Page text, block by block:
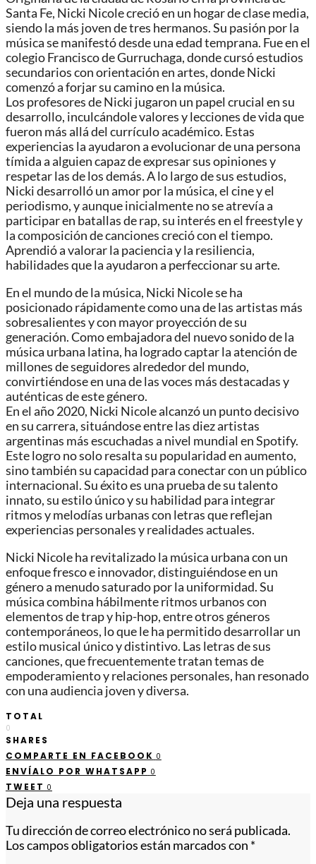
Santa Fe, Nicki Nicole creció en un hogar de clase media,
siendo la más joven de tres hermanos. Su pasión por la
música se manifestó desde una edad temprana. Fue en el
colegio Francisco de Gurruchaga, donde cursó estudios
secundarios con orientación en artes, donde Nicki
comenzó a forjar su camino en la música.
Los profesores de Nicki jugaron un papel crucial en su
desarrollo, inculcándole valores y lecciones de vida que
fueron más allá del currículo académico. Estas
experiencias la ayudaron a evolucionar de una persona
tímida a alguien capaz de expresar sus opiniones y
respetar las de los demás. A lo largo de sus estudios,
Nicki desarrolló un amor por la música, el cine y el
periodismo, y aunque inicialmente no se atrevía a
participar en batallas de rap, su interés en el freestyle y
la composición de canciones creció con el tiempo.
Aprendió a valorar la paciencia y la resiliencia,
habilidades que la ayudaron a perfeccionar su arte.
En el mundo de la música, Nicki Nicole se ha
posicionado rápidamente como una de las artistas más
sobresalientes y con mayor proyección de su
generación. Como embajadora del nuevo sonido de la
música urbana latina, ha logrado captar la atención de
millones de seguidores alrededor del mundo,
convirtiéndose en una de las voces más destacadas y
auténticas de este género.
En el año 2020, Nicki Nicole alcanzó un punto decisivo
en su carrera, situándose entre las diez artistas
argentinas más escuchadas a nivel mundial en Spotify.
Este logro no solo resalta su popularidad en aumento,
sino también su capacidad para conectar con un público
internacional. Su éxito es una prueba de su talento
innato, su estilo único y su habilidad para integrar
ritmos y melodías urbanas con letras que reflejan
experiencias personales y realidades actuales.
Nicki Nicole ha revitalizado la música urbana con un
enfoque fresco e innovador, distinguiéndose en un
género a menudo saturado por la uniformidad. Su
música combina hábilmente ritmos urbanos con
elementos de trap y hip-hop, entre otros géneros
contemporáneos, lo que le ha permitido desarrollar un
estilo musical único y distintivo. Las letras de sus
canciones, que frecuentemente tratan temas de
empoderamiento y relaciones personales, han resonado
con una audiencia joven y diversa.
TOTAL
0
SHARES
COMPARTE EN FACEBOOK 0
ENVÍALO POR WHATSAPP 0
TWEET 0
Deja una respuesta
Tu dirección de correo electrónico no será publicada.
Los campos obligatorios están marcados con *